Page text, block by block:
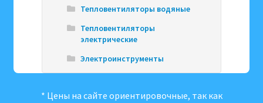
Тепловентиляторы водяные
Тепловентиляторы
электрические
Электроинструменты
* Цены на сайте ориентировочные, так как